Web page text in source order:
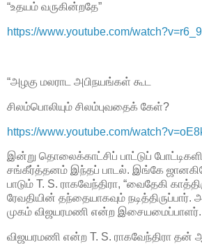
“உதயம் வருகின்றதே”
https://www.youtube.com/
“அழகு மலராட அபிநயங்கள் கூட
சிலம்பொலியும் சிலம்புவதைக் கேள்?
https://www.youtube.com/
இன்று தொலைக்காட்சிப் பாட்டுப்
சங்கீர்த்தனம் இந்தப் பாடல். இங்கே
பாடும் T. S. ராகவேந்திரா, “வைதேகி
ரேவதியின் தந்தையாகவும்
முகம் விஜயரமணி என்ற இசையமைப்பாளர்.
விஜயரமணி என்ற T. S. ராகவேந்திரா தன்